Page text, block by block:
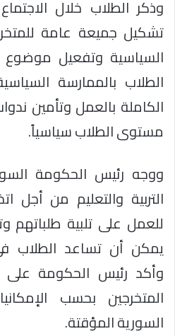
وذكر الطلاب خلال
تشكيل جميعة عامة
السياسية وتفعيل موضوع
الطلاب بالممارسة
الكاملة بالعمل وتأمين
مستوى الطلاب سياسياً.
ووجه رئيس الحكومة
التربية والتعليم من أجل
للعمل على تلبية طلباتهم
يمكن أن تساعد الطلاب
وأكد رئيس الحكومة على
المتخرجين بحسب
السورية المؤقتة.